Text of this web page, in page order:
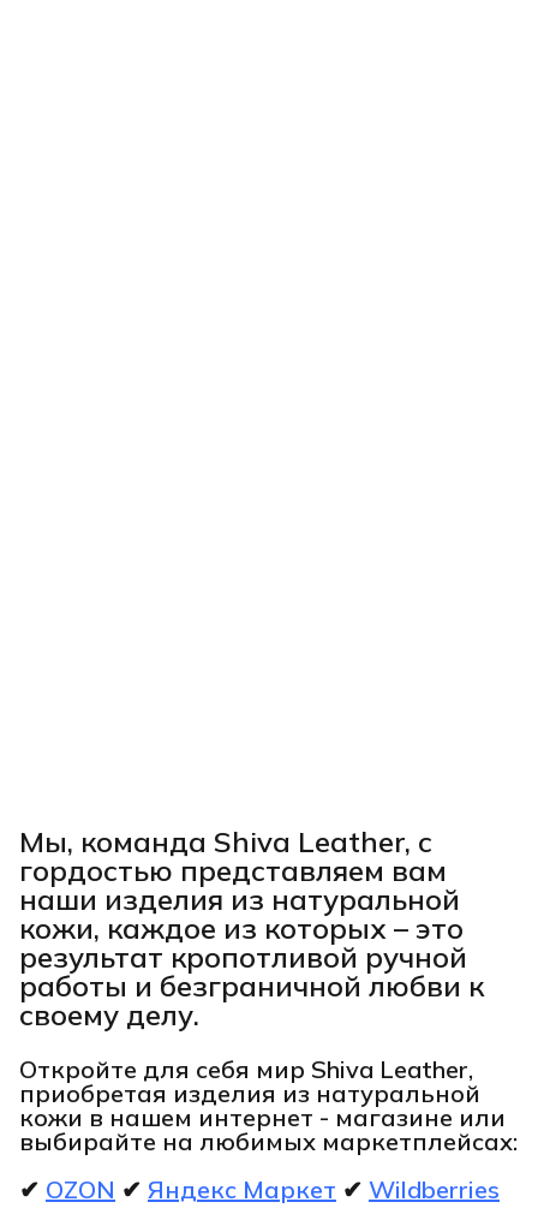
Мы, команда Shiva Leather, с
гордостью представляем вам
наши изделия из натуральной
кожи, каждое из которых – это
результат кропотливой ручной
работы и безграничной любви к
своему делу.
Откройте для себя мир Shiva Leather,
приобретая изделия из натуральной
кожи в нашем интернет - магазине или
выбирайте на любимых маркетплейсах:
✔ OZON ✔ Яндекс Маркет ✔ Wildberries